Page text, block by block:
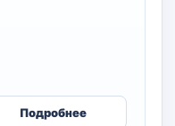
Подробнее